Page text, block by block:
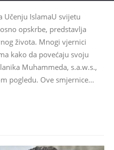
Učenju IslamaU svijetu
opskrbe, predstavlja
života. Mnogi vjernici
kako da povećaju svoju
Muhammeda, s.a.w.s.,
pogledu. Ove smjernice...